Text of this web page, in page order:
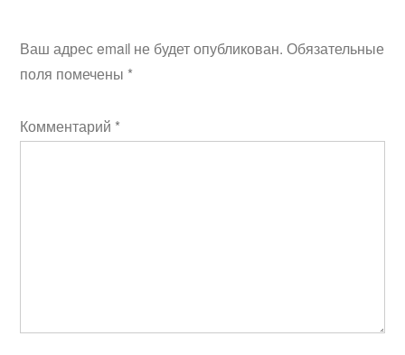
Ваш адрес email не будет опубликован. Обязательные
поля помечены *
Комментарий *